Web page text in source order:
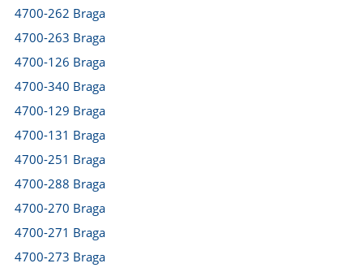
4700-262 Braga
4700-263 Braga
4700-126 Braga
4700-340 Braga
4700-129 Braga
4700-131 Braga
4700-251 Braga
4700-288 Braga
4700-270 Braga
4700-271 Braga
4700-273 Braga